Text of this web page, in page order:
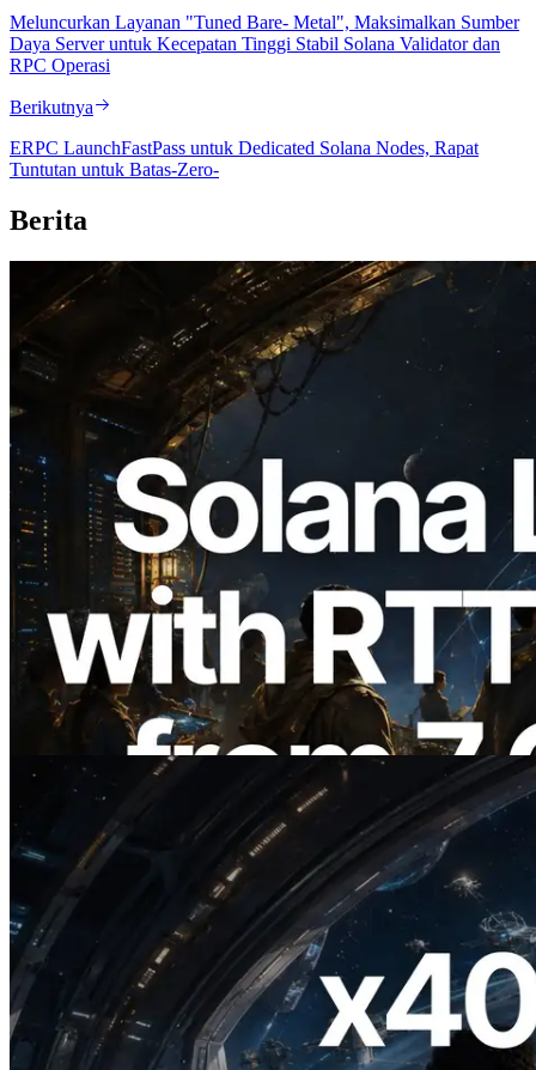
Meluncurkan Layanan "Tuned Bare- Metal", Maksimalkan Sumber
Daya Server untuk Kecepatan Tinggi Stabil Solana Validator dan
RPC Operasi
Berikutnya
ERPC LaunchFastPass untuk Dedicated Solana Nodes, Rapat
Tuntutan untuk Batas-Zero-
Berita
2026.08.05
ERPC Memperluas Solana Leader Slot
API dengan Pengukuran Ping dari 7
Region Global — Validators Information
API Juga Diluncurkan
2026.07.04